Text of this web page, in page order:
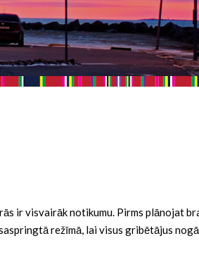
ir visvairāk notikumu. Pirms plānojat
režīmā, lai visus gribētājus